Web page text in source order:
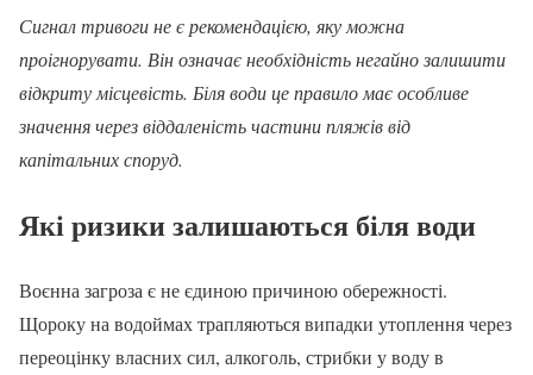
Сигнал тривоги не є рекомендацією, яку можна
проігнорувати. Він означає необхідність негайно залишити
відкриту місцевість. Біля води це правило має особливе
значення через віддаленість частини пляжів від
капітальних споруд.
Які ризики залишаються біля води
Воєнна загроза є не єдиною причиною обережності.
Щороку на водоймах трапляються випадки утоплення через
переоцінку власних сил, алкоголь, стрибки у воду в